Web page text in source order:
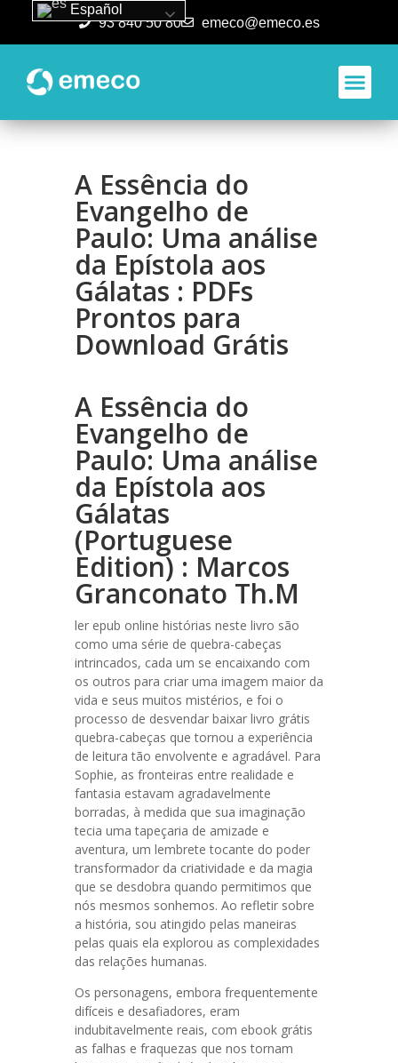
93 840 50 80 emeco@emeco.es
A Essência do
Evangelho de
Paulo: Uma análise
da Epístola aos
Gálatas : PDFs
Prontos para
Download Grátis
A Essência do
Evangelho de
Paulo: Uma análise
da Epístola aos
Gálatas
(Portuguese
Edition) : Marcos
Granconato Th.M
ler epub online histórias neste livro são
como uma série de quebra-cabeças
intrincados, cada um se encaixando com
os outros para criar uma imagem maior da
vida e seus muitos mistérios, e foi o
processo de desvendar baixar livro grátis
quebra-cabeças que tornou a experiência
de leitura tão envolvente e agradável. Para
Sophie, as fronteiras entre realidade e
fantasia estavam agradavelmente
borradas, à medida que sua imaginação
tecia uma tapeçaria de amizade e
aventura, um lembrete tocante do poder
transformador da criatividade e da magia
que se desdobra quando permitimos que
nós mesmos sonhemos. Ao refletir sobre
a história, sou atingido pelas maneiras
pelas quais ela explorou as complexidades
das relações humanas.
Os personagens, embora frequentemente
difíceis e desafiadores, eram
indubitavelmente reais, com ebook grátis
as falhas e fraquezas que nos tornam
Español